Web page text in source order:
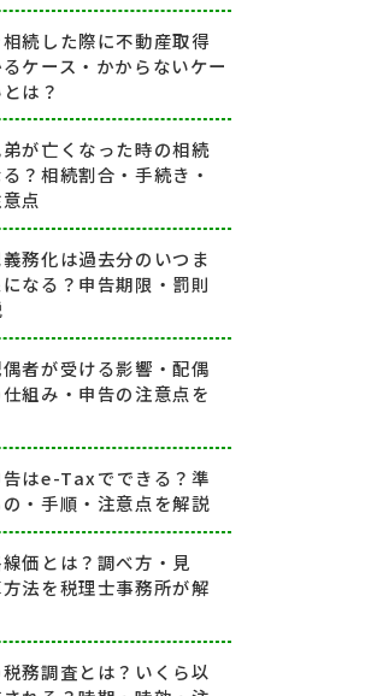
続した際に不動産取得
ケース・かからないケー
は？
が亡くなった時の相続
？相続割合・手続き・
点
務化は過去分のいつま
なる？申告期限・罰則
者が受ける影響・配偶
組み・申告の注意点を
はe-Taxでできる？準
・手順・注意点を解説
価とは？調べ方・見
法を税理士事務所が解
務調査とは？いくら以